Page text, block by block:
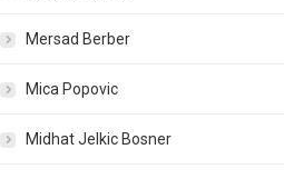
Mersad Berber
Mica Popovic
Midhat Jelkic Bosner